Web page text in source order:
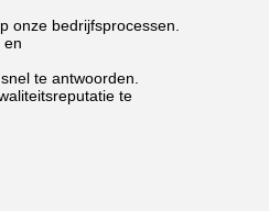
onze bedrijfsprocessen.
en
te antwoorden.
te